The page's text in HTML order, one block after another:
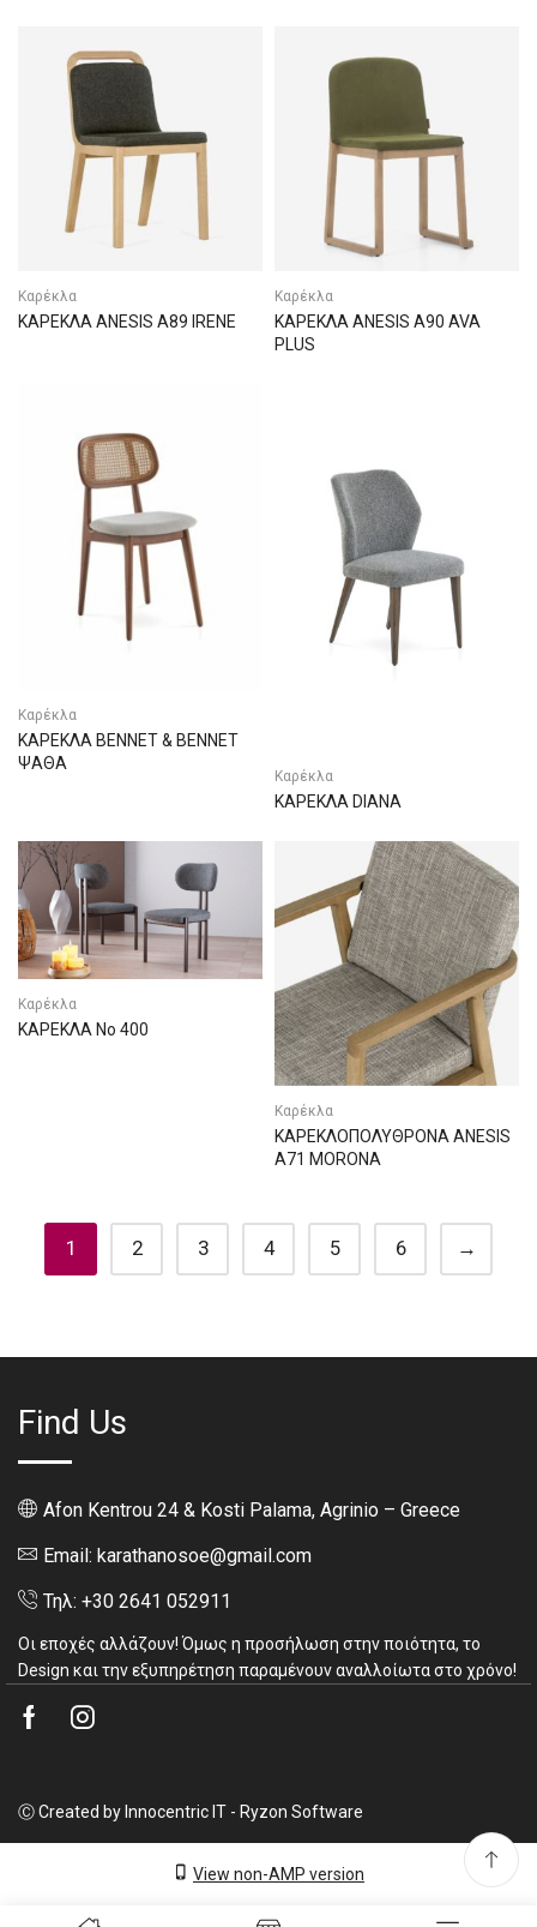
Καρέκλα
ΚΑΡΕΚΛΑ ANESIS A89 IRENE
Καρέκλα
ΚΑΡΕΚΛΑ ANESIS A90 AVA
PLUS
Καρέκλα
ΚΑΡΕΚΛΑ BENNET & BENNET
ΨΑΘΑ
Καρέκλα
ΚΑΡΕΚΛΑ DIANA
Καρέκλα
ΚΑΡΕΚΛΑ Νο 400
Καρέκλα
ΚΑΡΕΚΛΟΠΟΛΥΘΡΟΝΑ ANESIS
A71 MORONA
1 2 3 4 5 6 →
Find Us
Afon Kentrou 24 & Kosti Palama, Agrinio – Greece
Email: karathanosoe@gmail.com
Τηλ: +30 2641 052911
Οι εποχές αλλάζουν! Όμως η προσήλωση στην ποιότητα, το
Design και την εξυπηρέτηση παραμένουν αναλλοίωτα στο χρόνο!
Facebook
Ⓒ Created by Innocentric IT - Ryzon Software
View non-AMP version